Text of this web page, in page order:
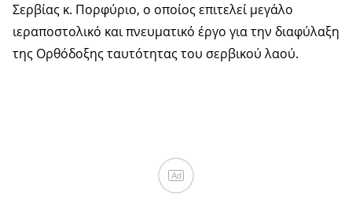
Σερβίας κ. Πορφύριο, ο οποίος επιτελεί μεγάλο
ιεραποστολικό και πνευματικό έργο για την διαφύλαξη
της Ορθόδοξης ταυτότητας του σερβικού λαού.
Ad